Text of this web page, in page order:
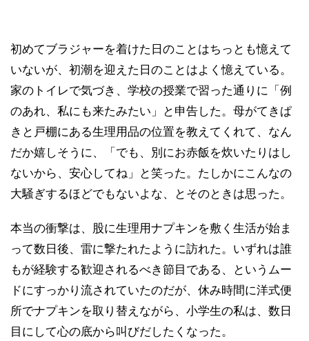
初めてブラジャーを着けた日のことはちっとも憶えて
いないが、初潮を迎えた日のことはよく憶えている。
家のトイレで気づき、学校の授業で習った通りに「例
のあれ、私にも来たみたい」と申告した。母がてきぱ
きと戸棚にある生理用品の位置を教えてくれて、なん
だか嬉しそうに、「でも、別にお赤飯を炊いたりはし
ないから、安心してね」と笑った。たしかにこんなの
大騒ぎするほどでもないよな、とそのときは思った。
本当の衝撃は、股に生理用ナプキンを敷く生活が始ま
って数日後、雷に撃たれたように訪れた。いずれは誰
もが経験する歓迎されるべき節目である、というムー
ドにすっかり流されていたのだが、休み時間に洋式便
所でナプキンを取り替えながら、小学生の私は、数日
目にして心の底から叫びだしたくなった。